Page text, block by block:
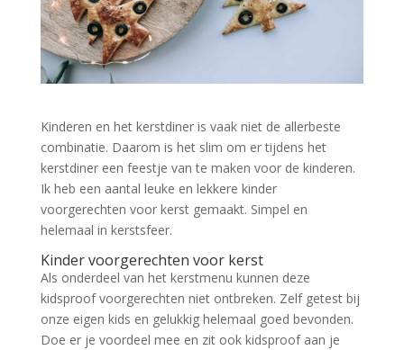
Kinderen en het kerstdiner is vaak niet de allerbeste
combinatie. Daarom is het slim om er tijdens het
kerstdiner een feestje van te maken voor de kinderen.
Ik heb een aantal leuke en lekkere kinder
voorgerechten voor kerst gemaakt. Simpel en
helemaal in kerstsfeer.
Kinder voorgerechten voor kerst
Als onderdeel van het kerstmenu kunnen deze
kidsproof voorgerechten niet ontbreken. Zelf getest bij
onze eigen kids en gelukkig helemaal goed bevonden.
Doe er je voordeel mee en zit ook kidsproof aan je